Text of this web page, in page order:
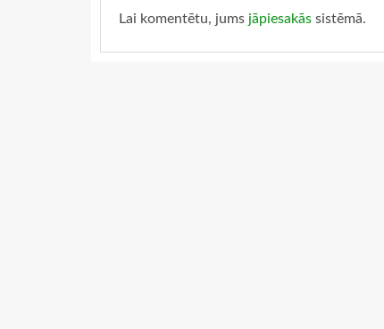
Lai komentētu, jums jāpiesakās sistēmā.